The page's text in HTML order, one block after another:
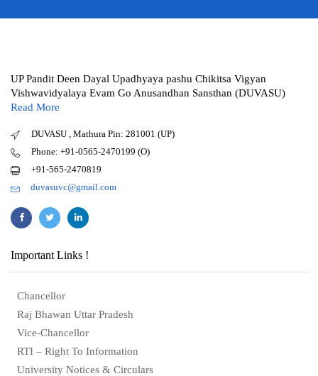
UP Pandit Deen Dayal Upadhyaya pashu Chikitsa Vigyan
Vishwavidyalaya Evam Go Anusandhan Sansthan (DUVASU)
Read More
DUVASU , Mathura Pin: 281001 (UP)
Phone: +91-0565-2470199 (O)
+91-565-2470819
duvasuvc@gmail.com
Important Links !
Chancellor
Raj Bhawan Uttar Pradesh
Vice-Chancellor
RTI – Right To Information
University Notices & Circulars